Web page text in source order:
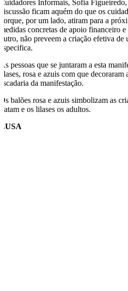
Cuidadores Informais, Sofia Figueiredo,
discussão ficam aquém do que os
porque, por um lado, atiram para a
medidas concretas de apoio financeiro
outro, não preveem a criação efetiva de
especifica.
As pessoas que se juntaram a esta
lilases, rosa e azuis com que decoraram
escadaria da manifestação.
Os balões rosa e azuis simbolizam as
tratam e os lilases os adultos.
LUSA